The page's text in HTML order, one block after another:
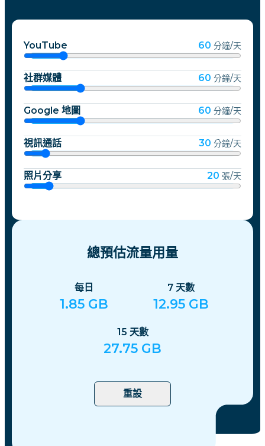
YouTube 60 分鐘/天
社群媒體 60 分鐘/天
Google 地圖 60 分鐘/天
視訊通話 30 分鐘/天
照片分享 20 張/天
總預估流量用量
每日
1.85 GB
7 天數
12.95 GB
15 天數
27.75 GB
重設